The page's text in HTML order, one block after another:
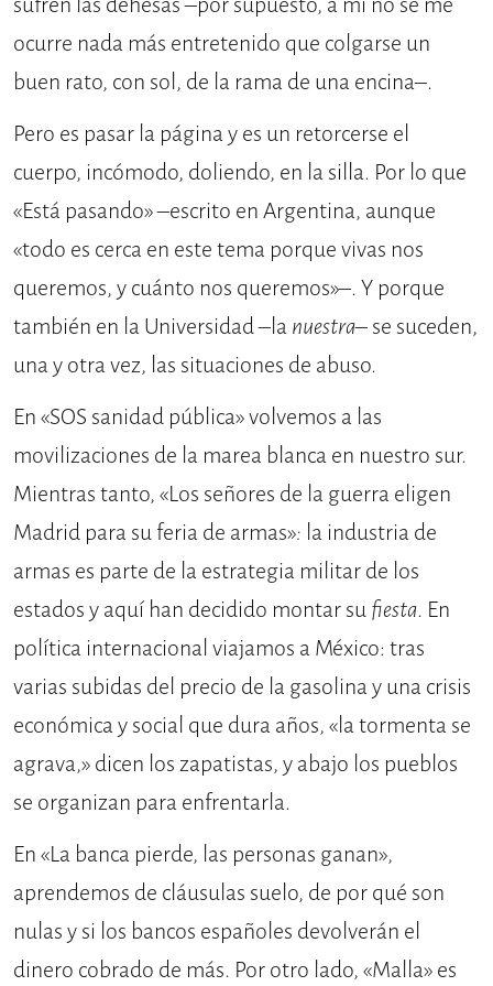
ocurre nada más entretenido que colgarse un
buen rato, con sol, de la rama de una encina–.
Pero es pasar la página y es un retorcerse el
cuerpo, incómodo, doliendo, en la silla. Por lo que
«Está pasando» –escrito en Argentina, aunque
«todo es cerca en este tema porque vivas nos
queremos, y cuánto nos queremos»–. Y porque
también en la Universidad –lanuestra– se suceden,
una y otra vez, las situaciones de abuso.
En «SOS sanidad pública» volvemos a las
movilizaciones de la marea blanca en nuestro sur.
Mientras tanto, «Los señores de la guerra eligen
Madrid para su feria de armas»: la industria de
armas es parte de la estrategia militar de los
estados y aquí han decidido montar sufiesta. En
política internacional viajamos a México: tras
varias subidas del precio de la gasolina y una crisis
económica y social que dura años, «la tormenta se
agrava,» dicen los zapatistas, y abajo los pueblos
se organizan para enfrentarla.
En «La banca pierde, las personas ganan»,
aprendemos de cláusulas suelo, de por qué son
nulas y si los bancos españoles devolverán el
dinero cobrado de más. Por otro lado, «Malla» es